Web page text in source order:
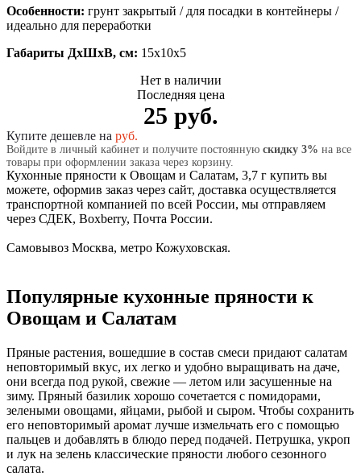
Особенности: грунт закрытый / для посадки в контейнеры /
идеально для переработки
Габариты ДхШхВ, см: 15x10x5
Нет в наличии
Последняя цена
25 руб.
Купите дешевле на руб.
Войдите в личный кабинет и получите постоянную скидку 3% на все
товары при оформлении заказа через корзину.
Кухонные пряности к Овощам и Салатам, 3,7 г купить вы
можете, оформив заказ через сайт, доставка осуществляется
транспортной компанией по всей России, мы отправляем
через СДЕК, Boxberry, Почта России.
Самовывоз Москва, метро Кожуховская.
Популярные кухонные пряности к
Овощам и Салатам
Пряные растения, вошедшие в состав смеси придают салатам
неповторимый вкус, их легко и удобно выращивать на даче,
они всегда под рукой, свежие — летом или засушенные на
зиму. Пряный базилик хорошо сочетается с помидорами,
зелеными овощами, яйцами, рыбой и сыром. Чтобы сохранить
его неповторимый аромат лучше измельчать его с помощью
пальцев и добавлять в блюдо перед подачей. Петрушка, укроп
и лук на зелень классические пряности любого сезонного
салата.